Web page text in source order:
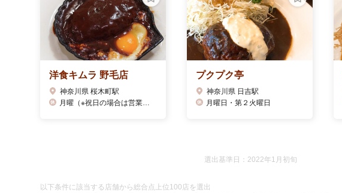
洋食キムラ 野毛店
神奈川県 桜木町駅
月曜（※祝日の場合は営業し翌火曜休）
プクプク亭
神奈川県 日吉駅
月曜日・第２火曜日
選出基準日：2022年1月初旬
以下条件に該当する店舗から総合点上位100店を選出